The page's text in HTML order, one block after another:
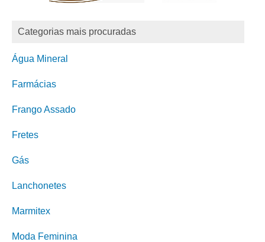
Categorias mais procuradas
Água Mineral
Farmácias
Frango Assado
Fretes
Gás
Lanchonetes
Marmitex
Moda Feminina